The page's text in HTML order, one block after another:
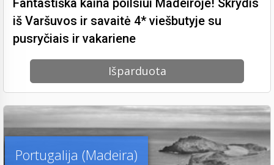
Fantastiška kaina poilsiui Madeiroje! Skrydis
iš Varšuvos ir savaitė 4* viešbutyje su
pusryčiais ir vakariene
Išparduota
Portugalija (Madeira)